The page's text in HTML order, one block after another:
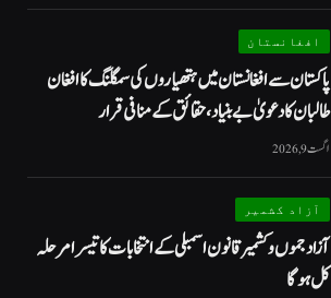
افغانستان
پاکستان سے افغانستان میں ہتھیاروں کی سمگلنگ کا افغان
طالبان کا دعویٰ بے بنیاد، حقائق کے منافی قرار
اگست 9, 2026
آزاد کشمیر
آزاد جموں و کشمیر قانون اسمبلی کے انتخابات کا تیسرا مرحلہ
کل ہوگا